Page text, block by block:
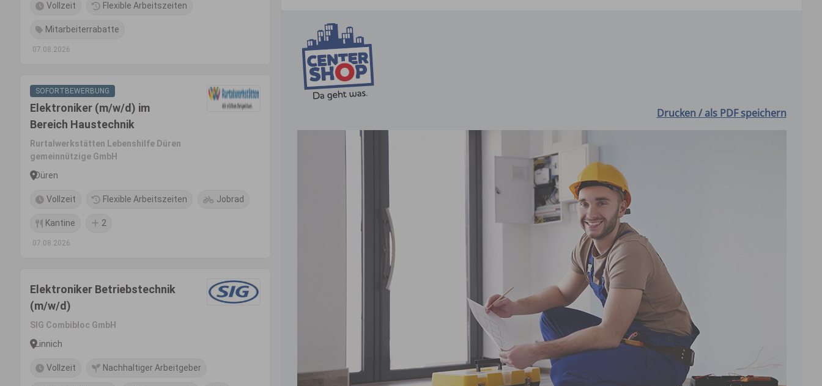
Vollzeit Flexible Arbeitszeiten
Mitarbeiterrabatte
07.08.2026
SOFORTBEWERBUNG
Elektroniker (m/w/d) im
Bereich Haustechnik
Rurtalwerkstätten Lebenshilfe Düren
gemeinnützige GmbH
Düren
Vollzeit Flexible Arbeitszeiten Jobrad
Kantine 2
07.08.2026
Elektroniker Betriebstechnik
(m/w/d)
SIG Combibloc GmbH
Linnich
Vollzeit Nachhaltiger Arbeitgeber